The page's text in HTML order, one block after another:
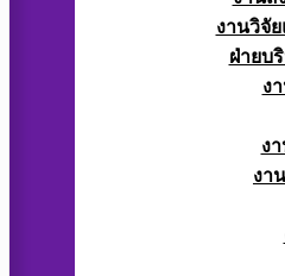
งานวิจั
ฝ่ายบ
ง
ง
งา